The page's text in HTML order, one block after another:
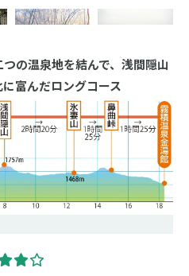
の温泉地を結んで、浅間隠山
富んだロングコース